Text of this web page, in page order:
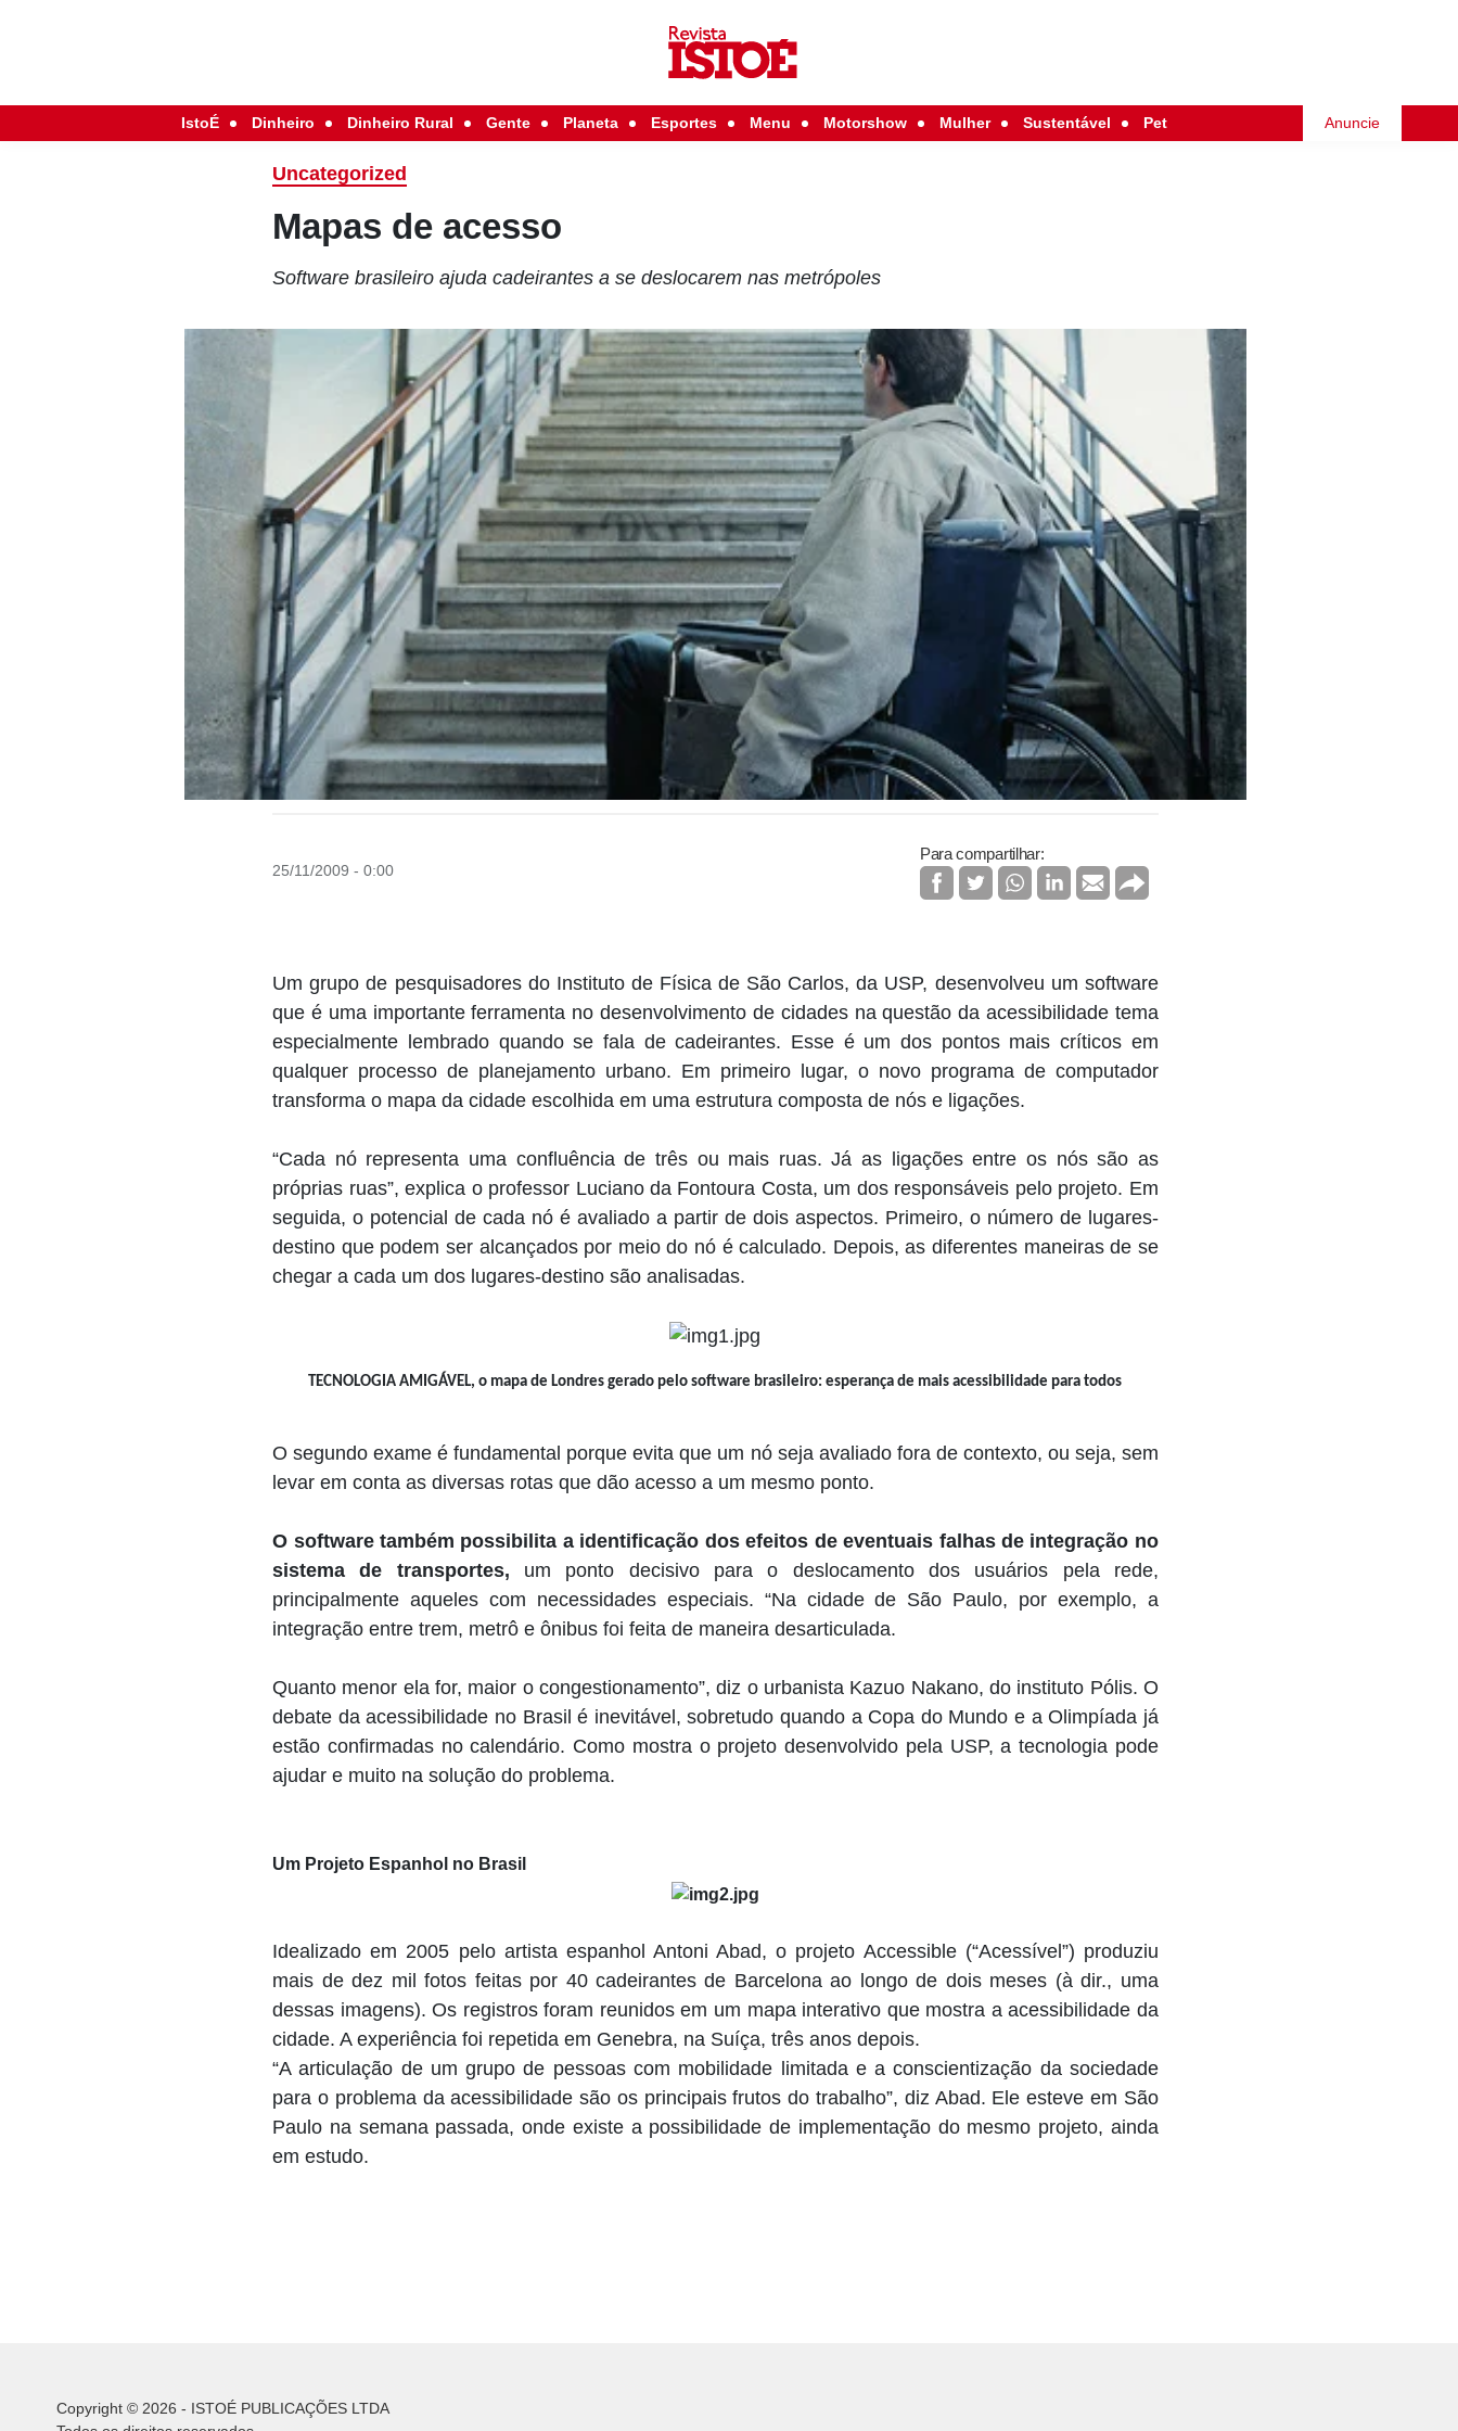
IstoÉ Dinheiro Dinheiro Rural Gente Planeta Esportes Menu Motorshow Mulher Sustentável Pet Anuncie
Uncategorized
Mapas de acesso
Software brasileiro ajuda cadeirantes a se deslocarem nas metrópoles
25/11/2009 - 0:00
Para compartilhar:
Um grupo de pesquisadores do Instituto de Física de São Carlos, da USP, desenvolveu um software
que é uma importante ferramenta no desenvolvimento de cidades na questão da acessibilidade tema
especialmente lembrado quando se fala de cadeirantes. Esse é um dos pontos mais críticos em
qualquer processo de planejamento urbano. Em primeiro lugar, o novo programa de computador
transforma o mapa da cidade escolhida em uma estrutura composta de nós e ligações.
“Cada nó representa uma confluência de três ou mais ruas. Já as ligações entre os nós são as
próprias ruas”, explica o professor Luciano da Fontoura Costa, um dos responsáveis pelo projeto. Em
seguida, o potencial de cada nó é avaliado a partir de dois aspectos. Primeiro, o número de lugares-
destino que podem ser alcançados por meio do nó é calculado. Depois, as diferentes maneiras de se
chegar a cada um dos lugares-destino são analisadas.
TECNOLOGIA AMIGÁVEL, o mapa de Londres gerado pelo software brasileiro: esperança de mais acessibilidade para todos
O segundo exame é fundamental porque evita que um nó seja avaliado fora de contexto, ou seja, sem
levar em conta as diversas rotas que dão acesso a um mesmo ponto.
O software também possibilita a identificação dos efeitos de eventuais falhas de integração no
sistema de transportes, um ponto decisivo para o deslocamento dos usuários pela rede,
principalmente aqueles com necessidades especiais. “Na cidade de São Paulo, por exemplo, a
integração entre trem, metrô e ônibus foi feita de maneira desarticulada.
Quanto menor ela for, maior o congestionamento”, diz o urbanista Kazuo Nakano, do instituto Pólis. O
debate da acessibilidade no Brasil é inevitável, sobretudo quando a Copa do Mundo e a Olimpíada já
estão confirmadas no calendário. Como mostra o projeto desenvolvido pela USP, a tecnologia pode
ajudar e muito na solução do problema.
Um Projeto Espanhol no Brasil
Idealizado em 2005 pelo artista espanhol Antoni Abad, o projeto Accessible (“Acessível”) produziu
mais de dez mil fotos feitas por 40 cadeirantes de Barcelona ao longo de dois meses (à dir., uma
dessas imagens). Os registros foram reunidos em um mapa interativo que mostra a acessibilidade da
cidade. A experiência foi repetida em Genebra, na Suíça, três anos depois.
“A articulação de um grupo de pessoas com mobilidade limitada e a conscientização da sociedade
para o problema da acessibilidade são os principais frutos do trabalho”, diz Abad. Ele esteve em São
Paulo na semana passada, onde existe a possibilidade de implementação do mesmo projeto, ainda
em estudo.
Copyright © 2026 - ISTOÉ PUBLICAÇÕES LTDA